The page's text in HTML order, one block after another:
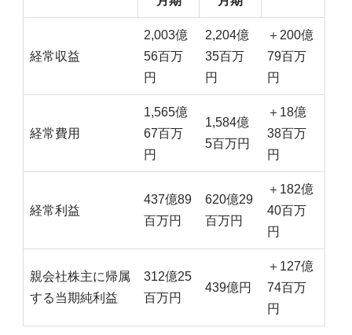
経常収益
2,003億
56百万
円
2,204億
35百万
円
＋200億
79百万
円
経常費用
1,565億
67百万
円
1,584億
5百万円
＋18億
38百万
円
経常利益
437億89
百万円
620億29
百万円
＋182億
40百万
円
親会社株主に帰属
する当期純利益
312億25
百万円
439億円
＋127億
74百万
円